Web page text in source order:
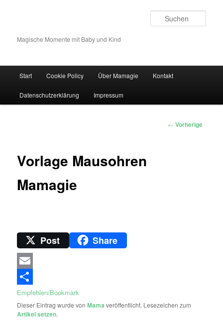
Magische Momente mit Baby und Kind
Zum Inhalt wechseln
Zum sekundären Inhalt wechseln
Start Cookie Policy Über Mamagie Kontakt
Datenschutzerklärung Impressum
← Vorherige
Vorlage Mausohren
Mamagie
Post Share
Email
Empfehlen/Bookmark
Dieser Eintrag wurde vonMama veröffentlicht. Lesezeichen zum
Artikel setzen.